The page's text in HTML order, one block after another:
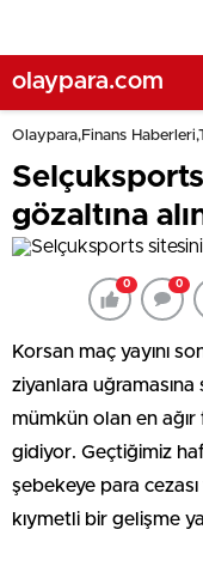
olaypara.com
Olaypara,Finans
gözaltına
0 0
Korsan maç yayını
ziyanlara
mümkün olan en
gidiyor. Geçtiğimiz
şebekeye para
kıymetli bir gelişme